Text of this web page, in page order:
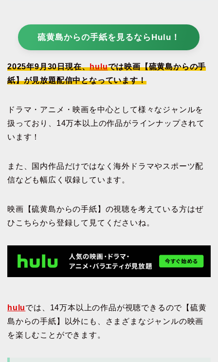
硫黄島からの手紙を見るならHulu！
2025年9月30日現在、huluでは映画【硫黄島からの手
紙】が見放題配信中となっています！
ドラマ・アニメ・映画を中心として様々なジャンルを
扱っており、14万本以上の作品がラインナップされて
います！
また、国内作品だけではなく海外ドラマやスポーツ配
信なども幅広く収録しています。
映画【硫黄島からの手紙】の視聴を考えている方はぜ
ひこちらから登録して見てくださいね。
huluでは、14万本以上の作品が視聴できるので【硫黄
島からの手紙】以外にも、さまざまなジャンルの映画
を楽しむことができます。